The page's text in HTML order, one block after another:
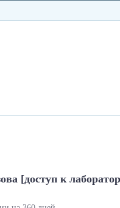
[доступ к